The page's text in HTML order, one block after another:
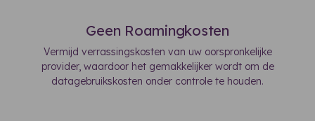
Geen Roamingkosten
Vermijd verrassingskosten van uw oorspronkelijke
provider, waardoor het gemakkelijker wordt om de
datagebruikskosten onder controle te houden.